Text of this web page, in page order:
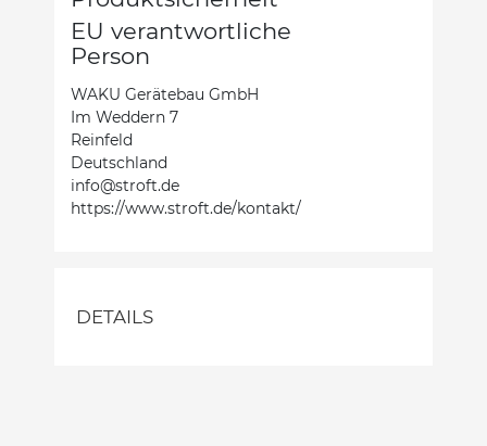
EU verantwortliche
Person
WAKU Gerätebau GmbH
Im Weddern 7
Reinfeld
Deutschland
info@stroft.de
https://www.stroft.de/kontakt/
DETAILS